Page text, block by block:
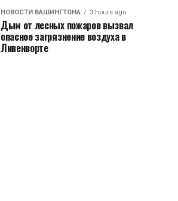
НОВОСТИ ВАШИНГТОНА 3 hours ago
Дым от лесных пожаров вызвал
опасное загрязнение воздуха в
Ливенворте